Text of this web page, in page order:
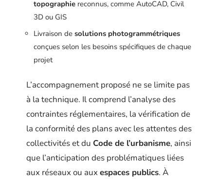
topographie reconnus, comme AutoCAD, Civil
3D ou GIS
Livraison de solutions photogrammétriques
conçues selon les besoins spécifiques de chaque
projet
L’accompagnement proposé ne se limite pas
à la technique. Il comprend l’analyse des
contraintes réglementaires, la vérification de
la conformité des plans avec les attentes des
collectivités et du Code de l’urbanisme, ainsi
que l’anticipation des problématiques liées
aux réseaux ou aux espaces publics. À